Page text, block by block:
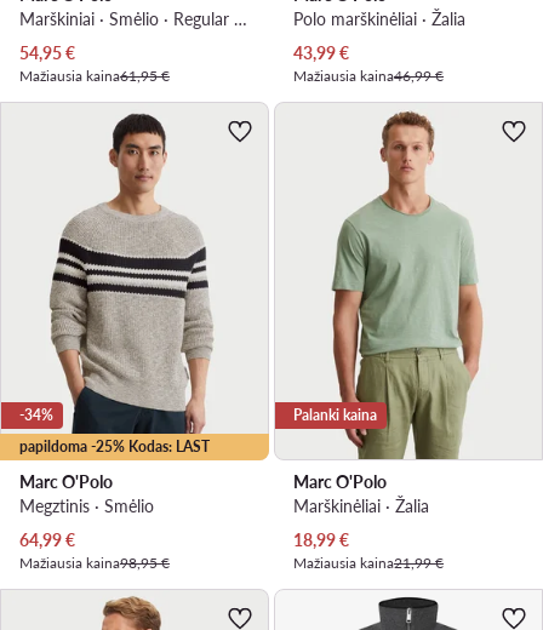
Marškiniai · Smėlio · Regular Fit
Dabartinė kaina
54,95€
Mažiausia kaina61,95 €
Polo marškinėliai · Žalia
Dabartinė kaina
43,99€
Mažiausia kaina46,99 €
papildoma -25% Kodas: LAST
-34%
Marc O'Polo
Megztinis · Smėlio
Dabartinė kaina
64,99€
Mažiausia kaina98,95 €
Palanki kaina
Marc O'Polo
Marškinėliai · Žalia
Dabartinė kaina
18,99€
Mažiausia kaina21,99 €